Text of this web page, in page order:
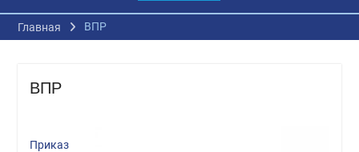
Главная ВПР
ВПР
Приказ